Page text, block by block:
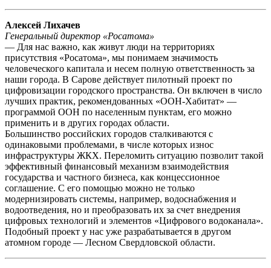
Алексей Лихачев
Генеральный директор «Росатома»
— Для нас важно, как живут люди на территориях
присутствия «Росатома», мы понимаем значимость
человеческого капитала и несем полную ответственность за
наши города. В Сарове действует пилотный проект по
цифровизации городского пространства. Он включен в число
лучших практик, рекомендованных «ООН-Хабитат» —
программой ООН по населенным пунктам, его можно
применить и в других городах области.
Большинство российских городов сталкиваются с
одинаковыми проблемами, в числе которых износ
инфраструктуры ЖКХ. Переломить ситуацию позволит такой
эффективный финансовый механизм взаимодействия
государства и частного бизнеса, как концессионное
соглашение. С его помощью можно не только
модернизировать системы, например, водоснабжения и
водоотведения, но и преобразовать их за счет внедрения
цифровых технологий и элементов «Цифрового водоканала».
Подобный проект у нас уже разрабатывается в другом
атомном городе — Лесном Свердловской области.